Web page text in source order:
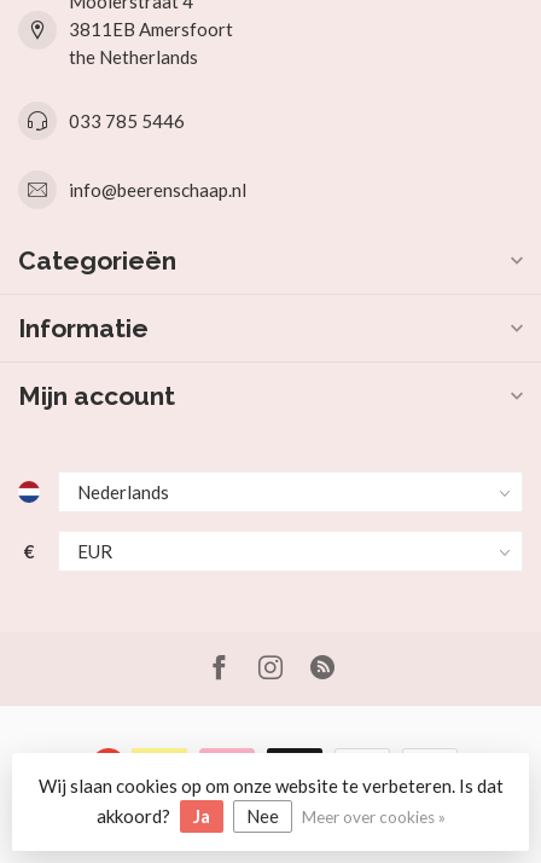
3811EB Amersfoort
the Netherlands
033 785 5446
info@beerenschaap.nl
Categorieën
Informatie
Mijn account
€
© Copyright 2026 Beer en Schaap
Wij slaan cookies op om onze website te verbeteren. Is dat
akkoord?
Ja Nee Meer over cookies »